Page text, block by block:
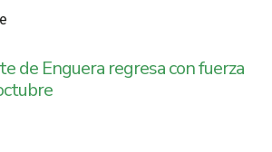
de Enguera regresa con fuerza